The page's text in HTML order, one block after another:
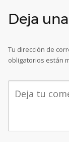
Deja
Tu dirección de
obligatorios están